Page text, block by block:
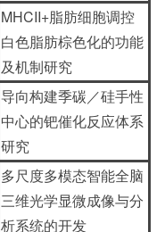
MHCII+脂肪细胞调控
白色脂肪棕色化的功能
及机制研究
导向构建季碳／硅手性
中心的钯催化反应体系
研究
多尺度多模态智能全脑
三维光学显微成像与分
析系统的开发